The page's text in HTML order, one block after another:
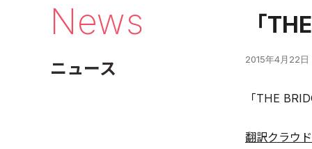
News
ニュース
「
2015年4月22日
「THE
翻訳クラウ